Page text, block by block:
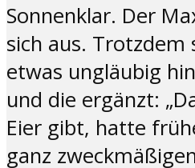
Sonnenklar. Der
sich aus. Trotzdem
etwas ungläubig
und die ergänzt:
Eier gibt, hatte
ganz